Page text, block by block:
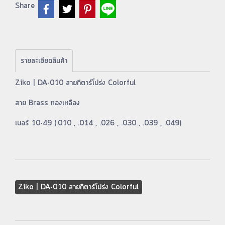
Share
รายละเอียดสินค้า
Ziko | DA-010 สายกีตาร์โปร่ง Colorful
สาย Brass ทองเหลือง
เบอร์ 10-49 (.010 , .014 , .026 , .030 , .039 , .049)
Ziko | DA-010 สายกีตาร์โปร่ง Colorful